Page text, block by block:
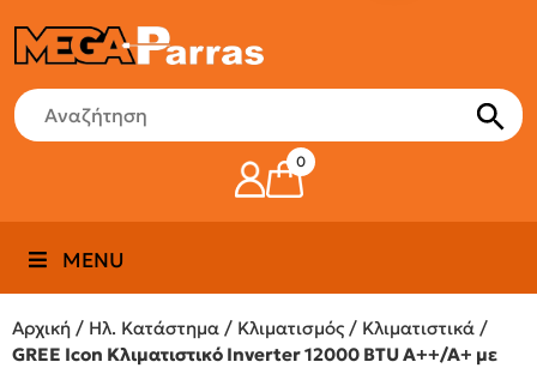
0
MENU
Αρχική / Ηλ. Κατάστημα / Κλιματισμός / Κλιματιστικά /
GREE Icon Κλιματιστικό Inverter 12000 BTU A++/A+ με